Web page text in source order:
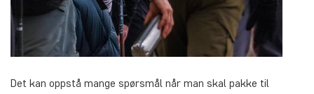
Det kan oppstå mange spørsmål når man skal pakke til